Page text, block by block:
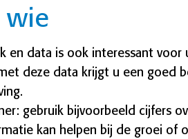
wie
en data is ook interessant voor
deze data krijgt u een goed
gebruik bijvoorbeeld cijfers
kan helpen bij de groei of